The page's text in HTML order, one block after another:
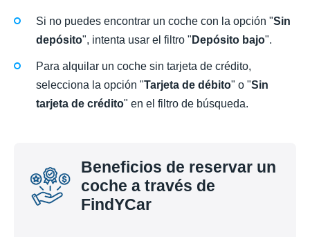
Si no puedes encontrar un coche con la opción "Sin
depósito", intenta usar el filtro " Depósito bajo".
Para alquilar un coche sin tarjeta de crédito,
selecciona la opción "Tarjeta de débito" o "Sin
tarjeta de crédito" en el filtro de búsqueda.
Beneficios de reservar un
coche a través de
FindYCar